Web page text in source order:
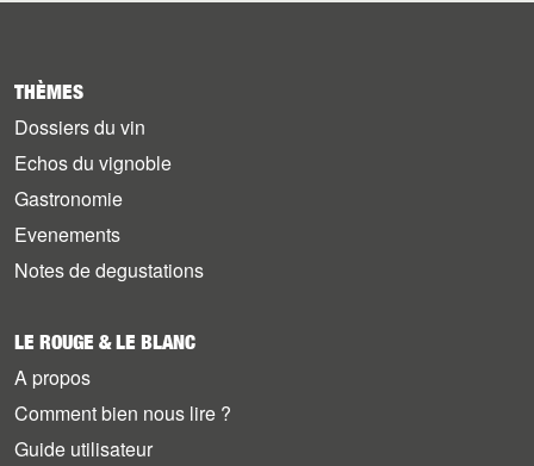
THÈMES
Dossiers du vin
Echos du vignoble
Gastronomie
Evenements
Notes de degustations
LE ROUGE & LE BLANC
A propos
Comment bien nous lire ?
Guide utilisateur